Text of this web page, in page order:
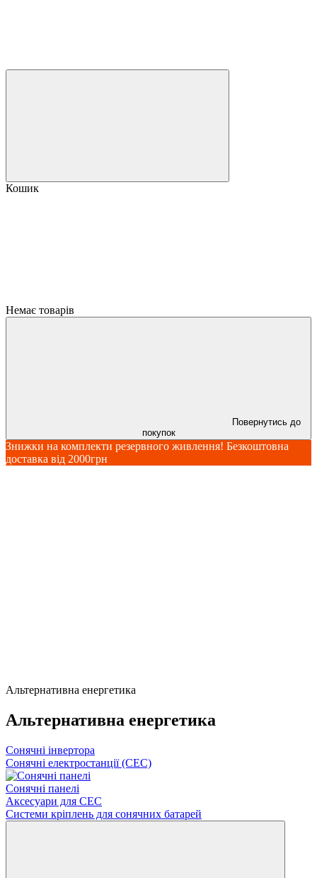
Кошик
Немає товарів
Повернутись до
покупок
Знижки на комплекти резервного живлення! Безкоштовна
доставка від 2000грн
Альтернативна енергетика
Альтернативна енергетика
Сонячні інвертора
Сонячні електростанції (СЕС)
Сонячні панелі
Аксесуари для СЕС
Системи кріплень для сонячних батарей